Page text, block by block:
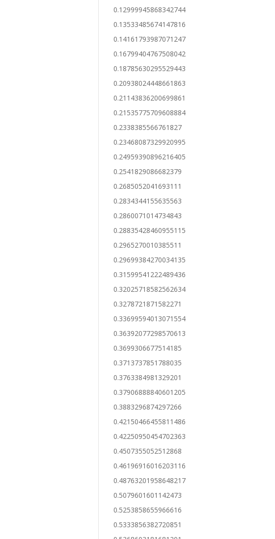
0.12999945868342744
0.13533485674147816
0.14161793987071247
0.16799404767508042
0.18785630295529443
0.20938024448661863
0.21143836200699861
0.21535775709608884
0.2338385566761827
0.23468087329920995
0.24959390896216405
0.2541829086682379
0.2685052041693111
0.2834344155635563
0.2860071014734843
0.28835428460955115
0.2965270010385511
0.29699384270034135
0.31599541222489436
0.32025718582562634
0.3278721871582271
0.33699594013071554
0.36392077298570613
0.3699306677514185
0.3713737851788035
0.3763384981329201
0.37906888840601205
0.3883296874297266
0.42150466455811486
0.42250950454702363
0.4507355052512868
0.46196916016203116
0.48763201958648217
0.5079601601142473
0.5253858655966616
0.5333856382720851